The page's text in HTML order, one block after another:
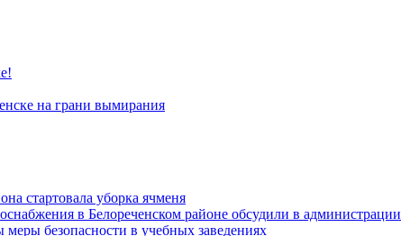
на грани вымирания
стартовала уборка ячменя
в Белореченском районе обсудили в администрации
безопасности в учебных заведениях